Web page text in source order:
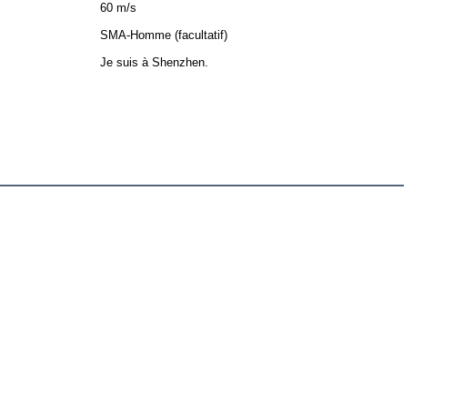
60 m/s
SMA-Homme (facultatif)
Je suis à Shenzhen.